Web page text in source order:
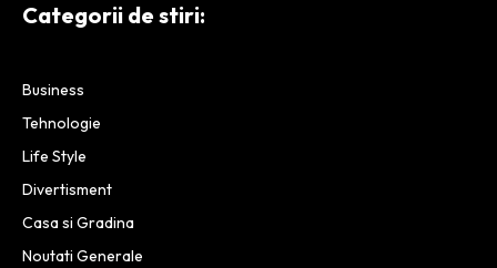
Categorii de stiri:
Business
Tehnologie
Life Style
Divertisment
Casa si Gradina
Noutati Generale